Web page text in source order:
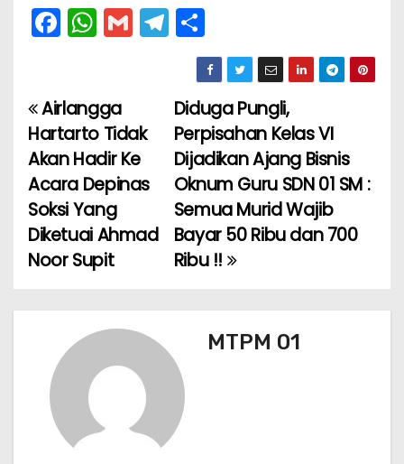
F
a
e
b
o
o
k
W
h
ts
A
p
p
G
m
T
el
gr
a
m
h
ar
e
N
a
v
i
g
a
Diduga Pungli,
Perpisahan Kelas VI
Dijadikan Ajang Bisnis
Oknum Guru SDN 01 SM :
Semua Murid Wajib
Bayar 50 Ribu dan 700
Ribu !!
Airlangga
Hartarto Tidak
Akan Hadir Ke
Acara Depinas
Soksi Yang
Diketuai Ahmad
Noor Supit
MTPM 01